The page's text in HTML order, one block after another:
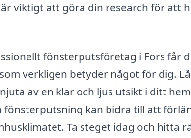
viktigt att göra din research för att
fönsterputsföretag i Fors får
verkligen betyder något för dig.
av en klar och ljus utsikt i ditt
fönsterputsning kan bidra till att
Ta steget idag och hitta